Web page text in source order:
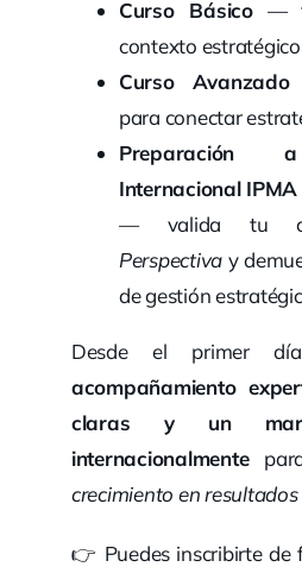
Curso Básico—
contexto
Curso Avanzado
para conectar
Preparación
Internacional IPMA
— valida tu
Perspectiva y
de gestión
Desde el primer
acompañamiento
claras y un
internacionalmente
crecimiento en
👉 Puedes inscribirte de